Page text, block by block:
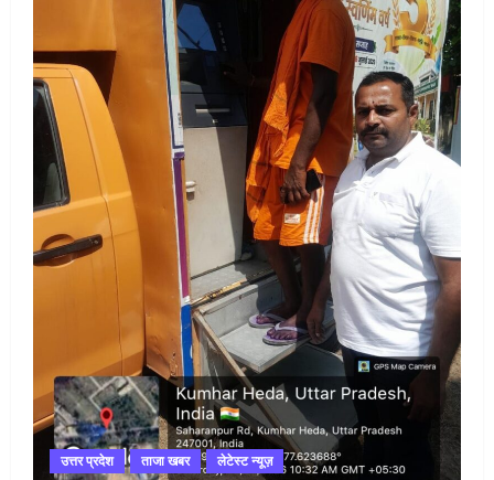
उत्तर प्रदेश ताजा खबर लेटेस्ट न्यूज़